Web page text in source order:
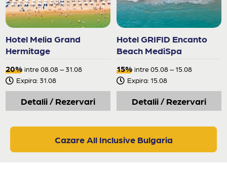
Hotel Melia Grand
Hermitage
20% intre 08.08 – 31.08
Expira: 31.08
Detalii / Rezervari
Hotel GRIFID Encanto
Beach MediSpa
15% intre 05.08 – 15.08
Expira: 15.08
Detalii / Rezervari
Cazare All Inclusive Bulgaria